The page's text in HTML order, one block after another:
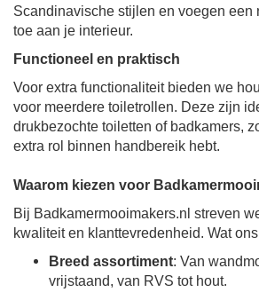
Scandinavische stijlen en voegen een
toe aan je interieur.
Functioneel en praktisch
Voor extra functionaliteit bieden we
voor meerdere toiletrollen. Deze zijn
drukbezochte toiletten of badkamers,
extra rol binnen handbereik hebt.
Waarom kiezen voor
Bij Badkamermooimakers.nl streven
kwaliteit en klanttevredenheid. Wat
Breed assortiment: Van
vrijstaand, van RVS tot hout.